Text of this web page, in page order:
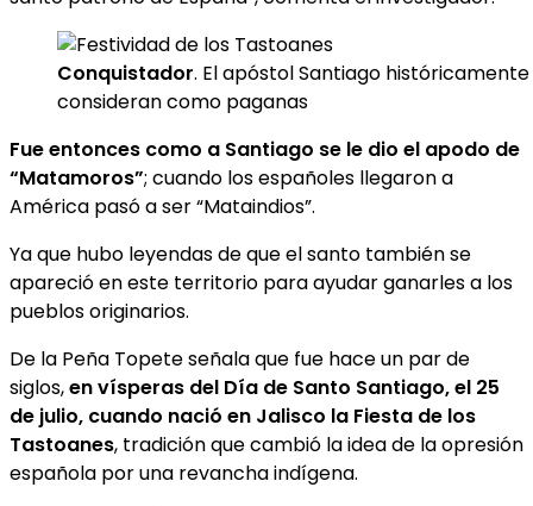
Conquistador. El apóstol Santiago
consideran como paganas
Fue entonces como a Santiago se le dio el apodo de
“Matamoros”; cuando los españoles llegaron a
América pasó a ser “Mataindios”.
Ya que hubo leyendas de que el santo también se
apareció en este territorio para ayudar ganarles a los
pueblos originarios.
De la Peña Topete señala que fue hace un par de
siglos,en vísperas del Día de Santo Santiago, el 25
de julio, cuando nació en Jalisco la Fiesta de los
Tastoanes, tradición que cambió la idea de la opresión
española por una revancha indígena.